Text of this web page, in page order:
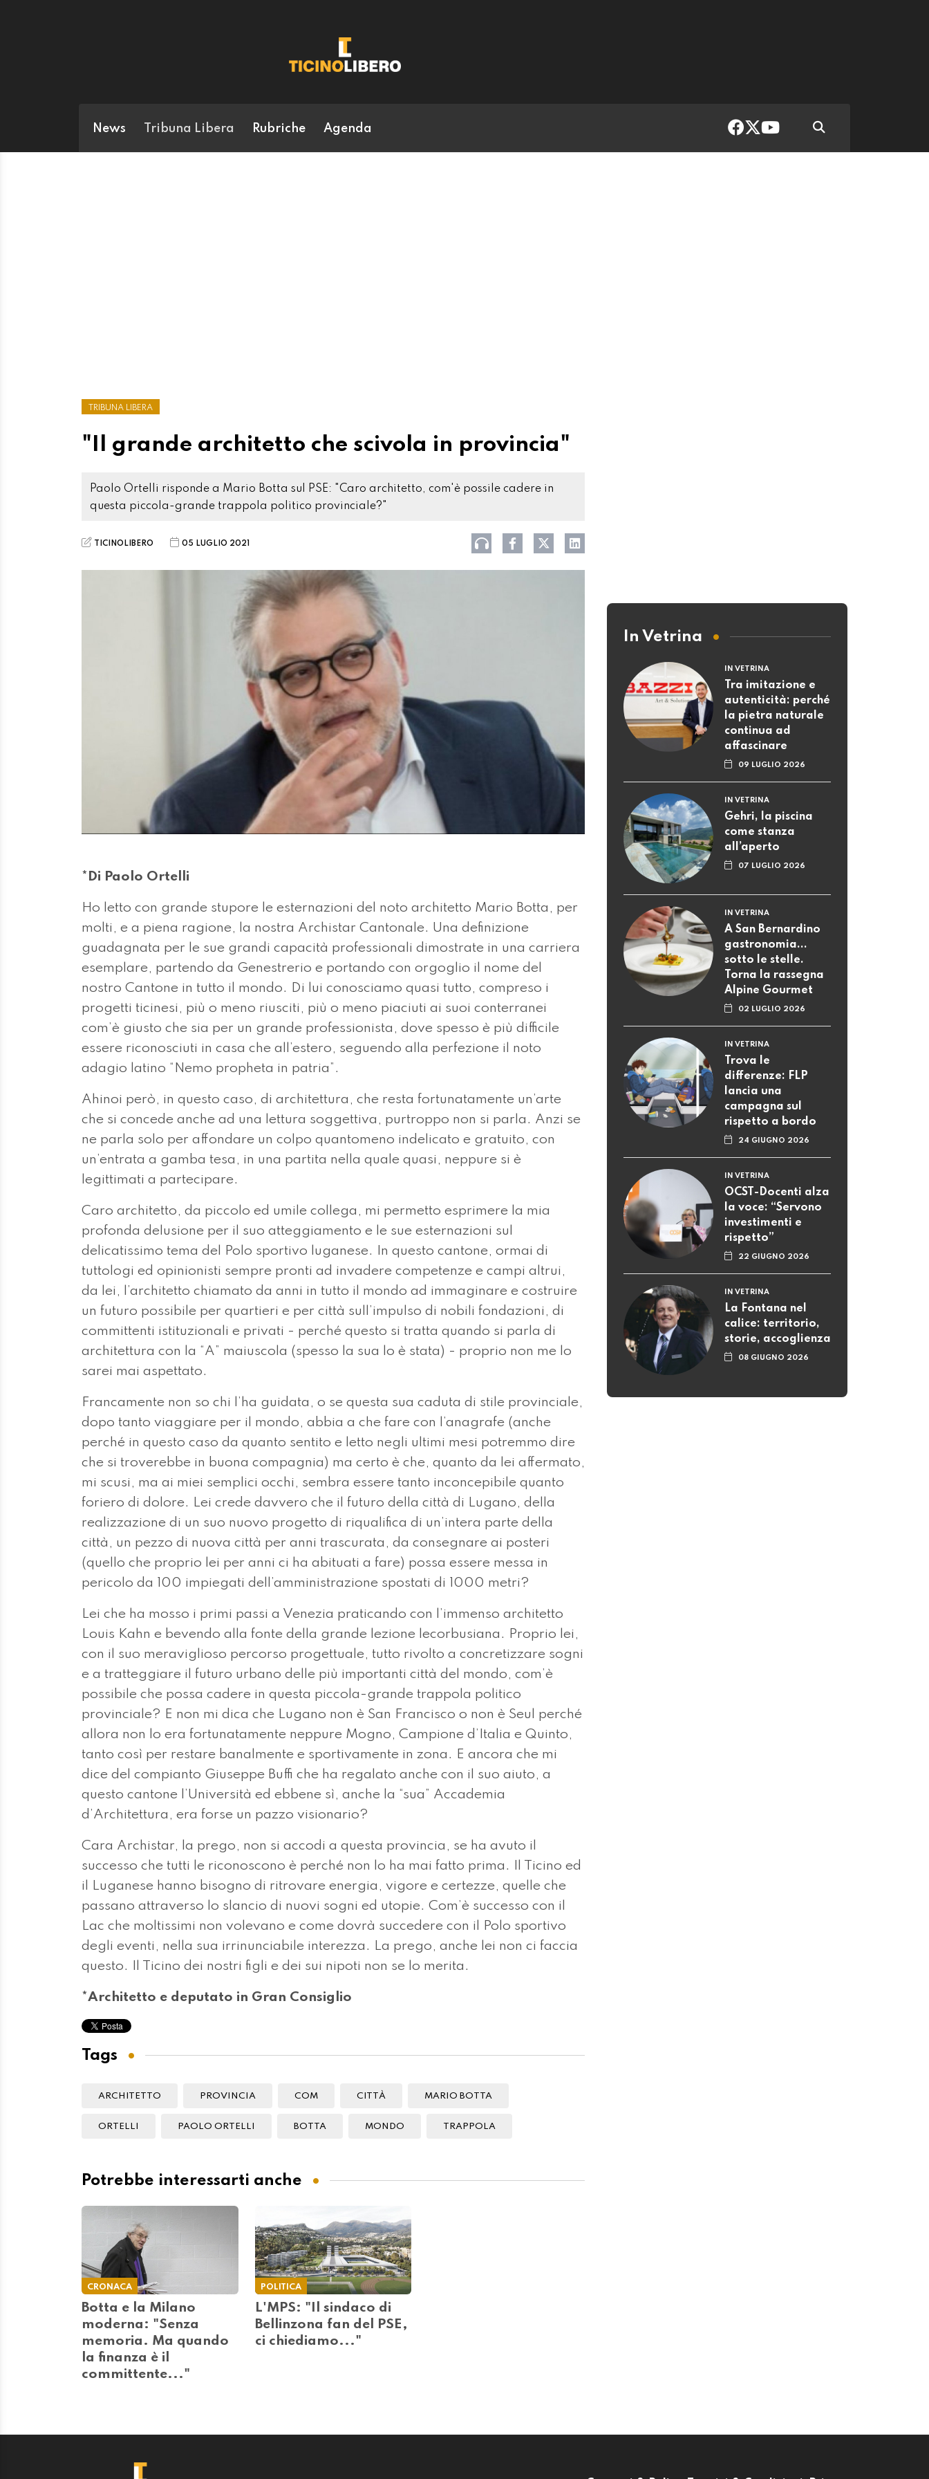
News Tribuna Libera Rubriche Agenda
TRIBUNA LIBERA
"Il grande architetto che scivola in provincia"
Paolo Ortelli risponde a Mario Botta sul PSE: "Caro architetto, com'è possile cadere in
questa piccola-grande trappola politico provinciale?"
TICINOLIBERO 05 LUGLIO 2021
*Di Paolo Ortelli
Ho letto con grande stupore le esternazioni del noto architetto Mario Botta, per
molti, e a piena ragione, la nostra Archistar Cantonale. Una definizione
guadagnata per le sue grandi capacità professionali dimostrate in una carriera
esemplare, partendo da Genestrerio e portando con orgoglio il nome del
nostro Cantone in tutto il mondo. Di lui conosciamo quasi tutto, compreso i
progetti ticinesi, più o meno riusciti, più o meno piaciuti ai suoi conterranei
com’è giusto che sia per un grande professionista, dove spesso è più difficile
essere riconosciuti in casa che all’estero, seguendo alla perfezione il noto
adagio latino “Nemo propheta in patria”.
Ahinoi però, in questo caso, di architettura, che resta fortunatamente un’arte
che si concede anche ad una lettura soggettiva, purtroppo non si parla. Anzi se
ne parla solo per affondare un colpo quantomeno indelicato e gratuito, con
un’entrata a gamba tesa, in una partita nella quale quasi, neppure si è
legittimati a partecipare.
Caro architetto, da piccolo ed umile collega, mi permetto esprimere la mia
profonda delusione per il suo atteggiamento e le sue esternazioni sul
delicatissimo tema del Polo sportivo luganese. In questo cantone, ormai di
tuttologi ed opinionisti sempre pronti ad invadere competenze e campi altrui,
da lei, l’architetto chiamato da anni in tutto il mondo ad immaginare e costruire
un futuro possibile per quartieri e per città sull’impulso di nobili fondazioni, di
committenti istituzionali e privati - perché questo si tratta quando si parla di
architettura con la “A” maiuscola (spesso la sua lo è stata) - proprio non me lo
sarei mai aspettato.
Francamente non so chi l’ha guidata, o se questa sua caduta di stile provinciale,
dopo tanto viaggiare per il mondo, abbia a che fare con l’anagrafe (anche
perché in questo caso da quanto sentito e letto negli ultimi mesi potremmo dire
che si troverebbe in buona compagnia) ma certo è che, quanto da lei affermato,
mi scusi, ma ai miei semplici occhi, sembra essere tanto inconcepibile quanto
foriero di dolore. Lei crede davvero che il futuro della città di Lugano, della
realizzazione di un suo nuovo progetto di riqualifica di un’intera parte della
città, un pezzo di nuova città per anni trascurata, da consegnare ai posteri
(quello che proprio lei per anni ci ha abituati a fare) possa essere messa in
pericolo da 100 impiegati dell’amministrazione spostati di 1000 metri?
Lei che ha mosso i primi passi a Venezia praticando con l’immenso architetto
Louis Kahn e bevendo alla fonte della grande lezione lecorbusiana. Proprio lei,
con il suo meraviglioso percorso progettuale, tutto rivolto a concretizzare sogni
e a tratteggiare il futuro urbano delle più importanti città del mondo, com’è
possibile che possa cadere in questa piccola-grande trappola politico
provinciale? E non mi dica che Lugano non è San Francisco o non è Seul perché
allora non lo era fortunatamente neppure Mogno, Campione d’Italia e Quinto,
tanto così per restare banalmente e sportivamente in zona. E ancora che mi
dice del compianto Giuseppe Buffi che ha regalato anche con il suo aiuto, a
questo cantone l’Università ed ebbene sì, anche la “sua” Accademia
d’Architettura, era forse un pazzo visionario?
Cara Archistar, la prego, non si accodi a questa provincia, se ha avuto il
successo che tutti le riconoscono è perché non lo ha mai fatto prima. Il Ticino ed
il Luganese hanno bisogno di ritrovare energia, vigore e certezze, quelle che
passano attraverso lo slancio di nuovi sogni ed utopie. Com’è successo con il
Lac che moltissimi non volevano e come dovrà succedere con il Polo sportivo
degli eventi, nella sua irrinunciabile interezza. La prego, anche lei non ci faccia
questo. Il Ticino dei nostri figli e dei sui nipoti non se lo merita.
*Architetto e deputato in Gran Consiglio
Tags
ARCHITETTO PROVINCIA COM CITTÀ MARIO BOTTA
ORTELLI PAOLO ORTELLI BOTTA MONDO TRAPPOLA
Potrebbe interessarti anche
CRONACA
Botta e la Milano
moderna: "Senza
memoria. Ma quando
la finanza è il
committente..."
POLITICA
L'MPS: "Il sindaco di
Bellinzona fan del PSE,
ci chiediamo..."
In Vetrina
IN VETRINA
Tra imitazione e
autenticità: perché
la pietra naturale
continua ad
affascinare
09 LUGLIO 2026
IN VETRINA
Gehri, la piscina
come stanza
all’aperto
07 LUGLIO 2026
IN VETRINA
A San Bernardino
gastronomia...
sotto le stelle.
Torna la rassegna
Alpine Gourmet
02 LUGLIO 2026
IN VETRINA
Trova le
differenze: FLP
lancia una
campagna sul
rispetto a bordo
24 GIUGNO 2026
IN VETRINA
OCST-Docenti alza
la voce: “Servono
investimenti e
rispetto”
22 GIUGNO 2026
IN VETRINA
La Fontana nel
calice: territorio,
storie, accoglienza
08 GIUGNO 2026